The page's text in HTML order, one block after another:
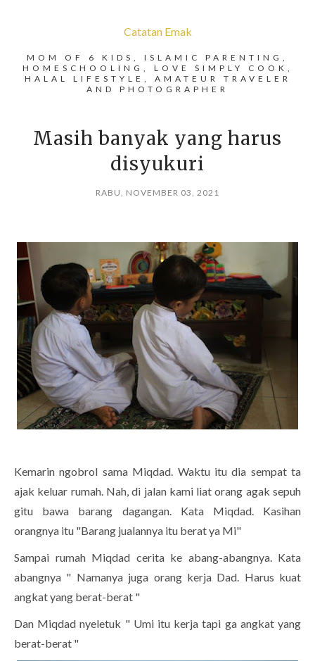
Catatan Emak
MOM OF 6 KIDS, ISLAMIC PARENTING,
HOMESCHOOLING, LOVE SIMPLY COOK,
HALAL LIFESTYLE, AMATEUR TRAVELER
AND PHOTOGRAPHER
Masih banyak yang harus
disyukuri
RABU, NOVEMBER 03, 2021
Kemarin ngobrol sama Miqdad. Waktu itu dia sempat ta
ajak keluar rumah. Nah, di jalan kami liat orang agak sepuh
gitu bawa barang dagangan. Kata Miqdad. Kasihan
orangnya itu "Barang jualannya itu berat ya Mi"
Sampai rumah Miqdad cerita ke abang-abangnya. Kata
abangnya " Namanya juga orang kerja Dad. Harus kuat
angkat yang berat-berat "
Dan Miqdad nyeletuk " Umi itu kerja tapi ga angkat yang
berat-berat "